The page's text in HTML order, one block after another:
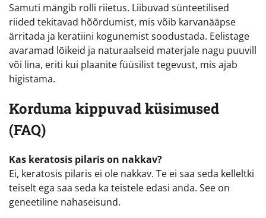
Samuti mängib rolli riietus. Liibuvad sünteetilised
riided tekitavad hõõrdumist, mis võib karvanääpse
ärritada ja keratiini kogunemist soodustada. Eelistage
avaramad lõikeid ja naturaalseid materjale nagu puuvill
või lina, eriti kui plaanite füüsilist tegevust, mis ajab
higistama.
Korduma kippuvad küsimused
(FAQ)
Kas keratosis pilaris on nakkav?
Ei, keratosis pilaris ei ole nakkav. Te ei saa seda kelleltki
teiselt ega saa seda ka teistele edasi anda. See on
geneetiline nahaseisund.